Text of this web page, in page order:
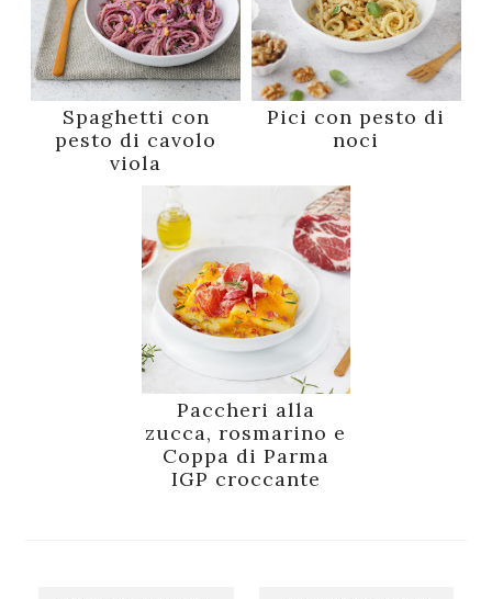
Spaghetti con
pesto di cavolo
viola
Pici con pesto di
noci
Paccheri alla
zucca, rosmarino e
Coppa di Parma
IGP croccante